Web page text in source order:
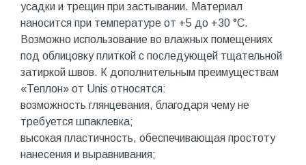
усадки и трещин при застывании. Материал
наносится при температуре от +5 до +30 °С.
Возможно использование во влажных помещениях
под облицовку плиткой с последующей тщательной
затиркой швов. К дополнительным преимуществам
«Теплон» от Unis относятся:
возможность глянцевания, благодаря чему не
требуется шпаклевка;
высокая пластичность, обеспечивающая простоту
нанесения и выравнивания;